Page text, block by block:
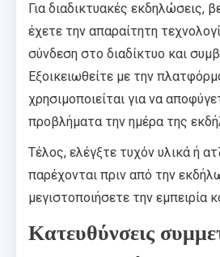
Για διαδικτυακές εκδηλώσεις,
έχετε την απαραίτητη
σύνδεση στο διαδίκτυο και
Εξοικειωθείτε με την
χρησιμοποιείται για να
προβλήματα την ημέρα της
Τέλος, ελέγξτε τυχόν υλικά ή
παρέχονται πριν από την
μεγιστοποιήσετε την εμπειρία
Κατευθύνσεις